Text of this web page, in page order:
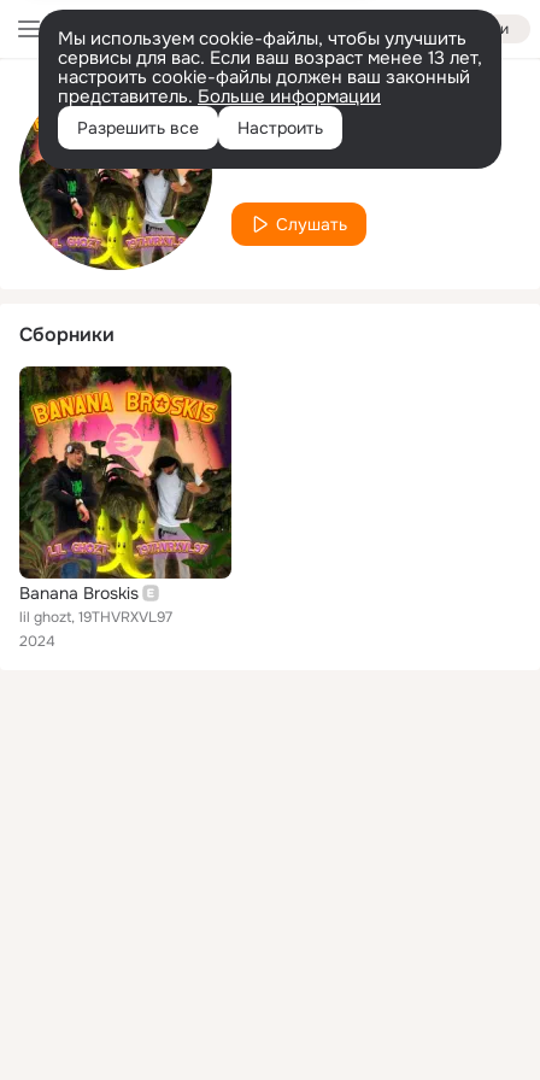
Войти
Мы используем cookie-файлы, чтобы улучшить
сервисы для вас. Если ваш возраст менее 13 лет,
настроить cookie-файлы должен ваш законный
представитель. Больше информации
Разрешить все Настроить
Исполнитель
19THVRXVL97
Слушать
Сборники
Banana Broskis
lil ghozt, 19THVRXVL97
2024